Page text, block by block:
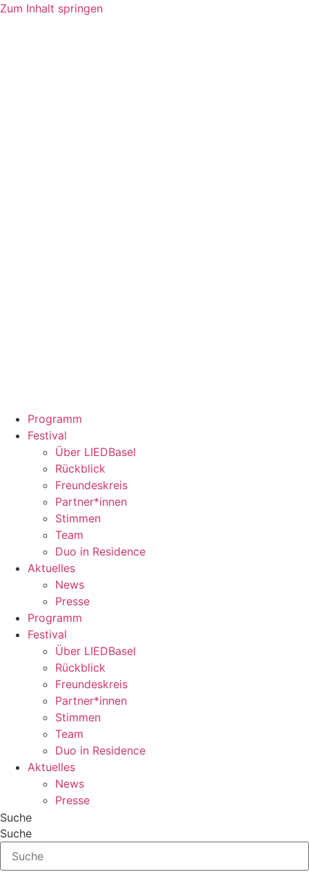
Zum Inhalt springen
Programm
Festival
Über LIEDBasel
Rückblick
Freundeskreis
Partner*innen
Stimmen
Team
Duo in Residence
Aktuelles
News
Presse
Programm
Festival
Über LIEDBasel
Rückblick
Freundeskreis
Partner*innen
Stimmen
Team
Duo in Residence
Aktuelles
News
Presse
Suche
Suche